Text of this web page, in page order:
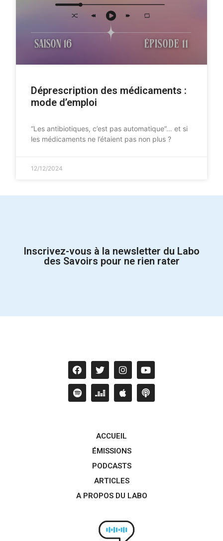
Déprescription des médicaments :
mode d’emploi
“Les antibiotiques, c’est pas automatique”… et si
les médicaments ne l’étaient pas non plus ?
12/12/2024
Inscrivez-vous à la newsletter du Labo
des Savoirs pour ne rien rater
ACCUEIL
ÉMISSIONS
PODCASTS
ARTICLES
A PROPOS DU LABO